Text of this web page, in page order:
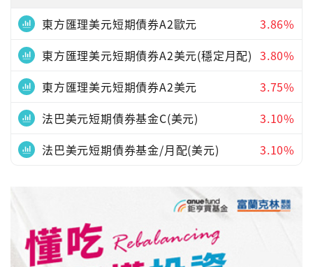
東方匯理美元短期債券A2歐元
3.86%
東方匯理美元短期債券A2美元(穩定月配) 3.80%
東方匯理美元短期債券A2美元
3.75%
法巴美元短期債券基金C(美元)
3.10%
法巴美元短期債券基金/月配(美元)
3.10%